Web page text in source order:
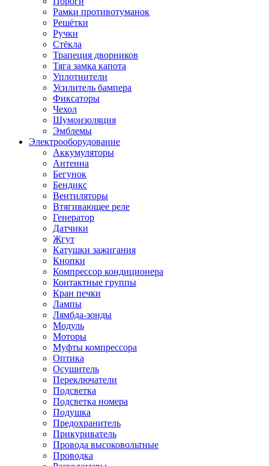
Рамки противотуманок
Решётки
Ручки
Стёкла
Трапеция дворников
Тяга замка капота
Уплотнители
Усилитель бампера
Фиксаторы
Чехол
Шумоизоляция
Эмблемы
Электрооборудование
Аккумуляторы
Антенна
Бегунок
Бендикс
Вентиляторы
Втягивающее реле
Генератор
Датчики
Жгут
Катушки зажигания
Кнопки
Компрессор кондиционера
Контактные группы
Кран печки
Лампы
Лямбда-зонды
Модуль
Моторы
Муфты компрессора
Оптика
Осушитель
Переключатели
Подсветка
Подсветка номера
Подушка
Предохранитель
Прикуриватель
Провода высоковольтные
Проводка